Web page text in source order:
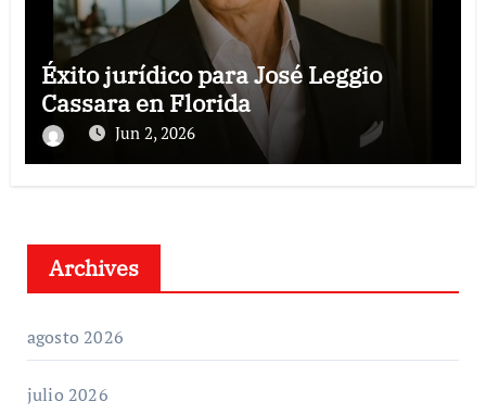
Éxito jurídico para José Leggio
Cassara en Florida
Jun 2, 2026
Archives
agosto 2026
julio 2026